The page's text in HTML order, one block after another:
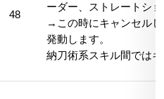
48
ーダー、ストレートシ
→この時にキャンセル
発動します。
納刀術系スキル間では